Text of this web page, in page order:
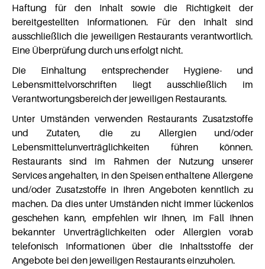
Haftung für den Inhalt sowie die Richtigkeit der
bereitgestellten Informationen. Für den Inhalt sind
ausschließlich die jeweiligen Restaurants verantwortlich.
Eine Überprüfung durch uns erfolgt nicht.
Die Einhaltung entsprechender Hygiene- und
Lebensmittelvorschriften liegt ausschließlich im
Verantwortungsbereich der jeweiligen Restaurants.
Unter Umständen verwenden Restaurants Zusatzstoffe
und Zutaten, die zu Allergien und/oder
Lebensmittelunverträglichkeiten führen können.
Restaurants sind im Rahmen der Nutzung unserer
Services angehalten, in den Speisen enthaltene Allergene
und/oder Zusatzstoffe in Ihren Angeboten kenntlich zu
machen. Da dies unter Umständen nicht immer lückenlos
geschehen kann, empfehlen wir Ihnen, im Fall Ihnen
bekannter Unverträglichkeiten oder Allergien vorab
telefonisch Informationen über die Inhaltsstoffe der
Angebote bei den jeweiligen Restaurants einzuholen.